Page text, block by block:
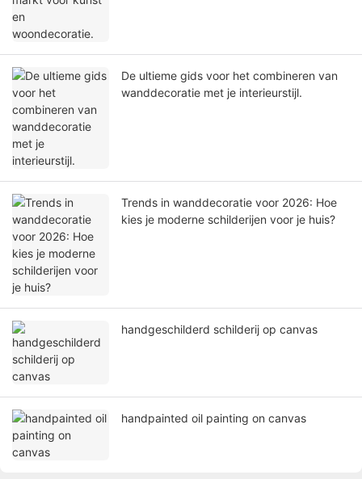
De ultieme gids voor het combineren van
wanddecoratie met je interieurstijl.
Trends in wanddecoratie voor 2026: Hoe
kies je moderne schilderijen voor je huis?
handgeschilderd schilderij op canvas
handpainted oil painting on canvas